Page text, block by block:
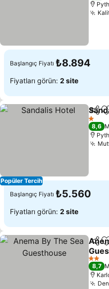
Başlangıç Fiyatı ₺8.894
Fiyatları görün: 2 site
Popüler Tercih
1 Yıldız
8,6
Başlangıç Fiyatı ₺5.560
Fiyatları görün: 2 site
2 Yıldız
8,7